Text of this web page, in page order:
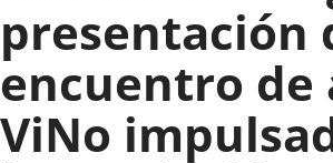
presentación
encuentro de
ViNo